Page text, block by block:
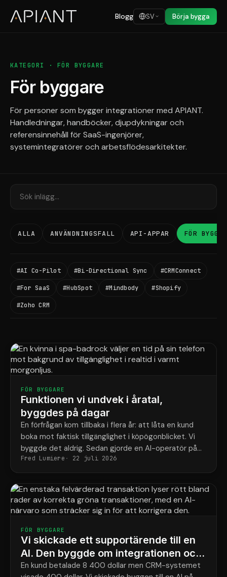
Blogg SV Börja bygga
KATEGORI · FÖR BYGGARE
För byggare
För personer som bygger integrationer med APIANT.
Handledningar, handböcker, djupdykningar och
referensinnehåll för SaaS-ingenjörer,
systemintegratörer och arbetsflödesarkitekter.
ALLA ANVÄNDNINGSFALL API-APPAR FÖR
#AI Co-Pilot #Bi-Directional Sync #CRMConnect
#For SaaS #HubSpot #Mindbody #Shopify
#Zoho CRM
FÖR BYGGARE
Funktionen vi undvek i åratal,
byggdes på dagar
En förfrågan kom tillbaka i flera år: att låta en kund
boka mot faktisk tillgänglighet i köpögonblicket. Vi
byggde det aldrig. Sedan gjorde en AI-operatör på
vår AI-första plattform det, på några dagar.
Fred Lumiere 22 juli 2026
FÖR BYGGARE
Vi skickade ett supportärende till en
AI. Den byggde om integrationen och
slutförde processen.
En kund betalade 8 400 dollar men CRM-systemet